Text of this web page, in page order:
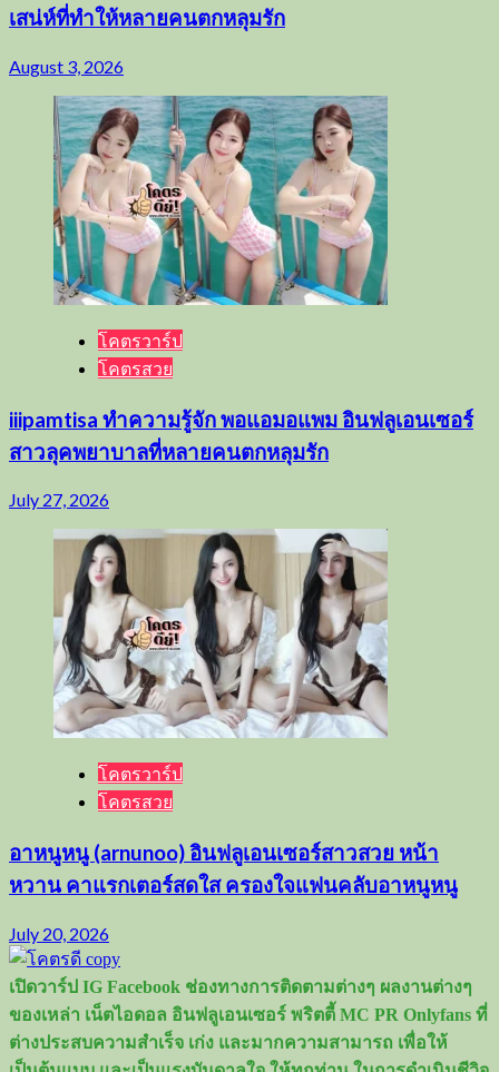
เสน่ห์ที่ทำให้หลายคนตกหลุมรัก
August 3, 2026
โคตรวาร์ป
โคตรสวย
iiipamtisa ทำความรู้จัก พอแอมอแพม อินฟลูเอนเซอร์
สาวลุคพยาบาลที่หลายคนตกหลุมรัก
July 27, 2026
โคตรวาร์ป
โคตรสวย
อาหนูหนู (arnunoo) อินฟลูเอนเซอร์สาวสวย หน้า
หวาน คาแรกเตอร์สดใส ครองใจแฟนคลับอาหนูหนู
July 20, 2026
เปิดวาร์ป IG Facebook ช่องทางการติดตามต่างๆ ผลงานต่างๆ
ของเหล่า เน็ตไอดอล อินฟลูเอนเซอร์ พริตตี้ MC PR Onlyfans ที่
ต่างประสบความสำเร็จ เก่ง และมากความสามารถ เพื่อให้